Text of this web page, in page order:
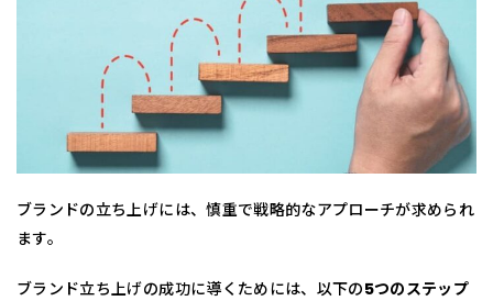
ブランドの立ち上げには、慎重で戦略的なアプローチが求められ
ます。
ブランド立ち上げの成功に導くためには、以下の5つのステップ